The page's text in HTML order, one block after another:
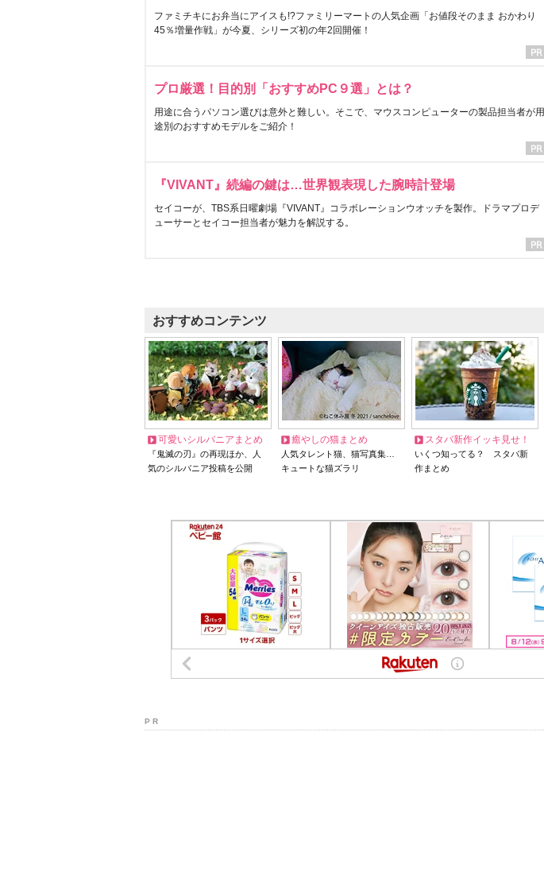
ファミチキにお弁当にアイスも!?ファミリーマートの人気企画「お値段そのまま おかわり
45％増量作戦」が今夏、シリーズ初の年2回開催！
プロ厳選！目的別「おすすめPC９選」とは？
用途に合うパソコン選びは意外と難しい。そこで、マウスコンピューターの製品担当者が用
途別のおすすめモデルをご紹介！
『VIVANT』続編の鍵は…世界観表現した腕時計登場
セイコーが、TBS系日曜劇場『VIVANT』コラボレーションウオッチを製作。ドラマプロデ
ューサーとセイコー担当者が魅力を解説する。
おすすめコンテンツ
可愛いシルバニアまとめ
『鬼滅の刃』の再現ほか、人
気のシルバニア投稿を公開
癒やしの猫まとめ
人気タレント猫、猫写真集…
キュートな猫ズラリ
スタバ新作イッキ見せ！
いくつ知ってる？ スタバ新
作まとめ
P R